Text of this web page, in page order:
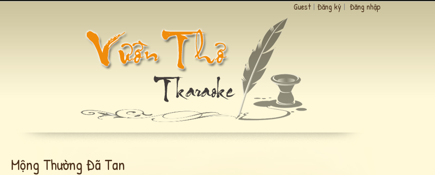
Guest | Đăng ký | Đăng nhập
Mộng Thường Đã Tan